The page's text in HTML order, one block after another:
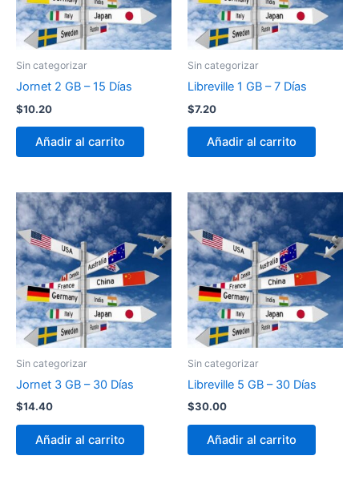
Sin categorizar
Jornet 2 GB – 15 Días
$10.20
Añadir al carrito
Sin categorizar
Libreville 1 GB – 7 Días
$7.20
Añadir al carrito
Sin categorizar
Jornet 3 GB – 30 Días
$14.40
Añadir al carrito
Sin categorizar
Libreville 5 GB – 30 Días
$30.00
Añadir al carrito